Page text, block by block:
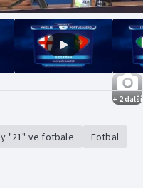
+ 2 další
"21" ve fotbale Fotbal